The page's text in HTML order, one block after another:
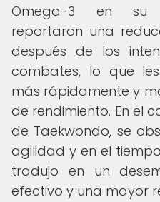
Omega-3 en su
reportaron una
después de los
combates, lo que
más rápidamente y
de rendimiento. En el
de Taekwondo, se
agilidad y en el
tradujo en un
efectivo y una mayor